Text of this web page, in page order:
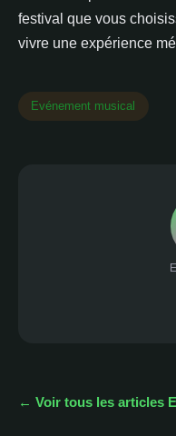
festival que vous
vivre une expérience
Evénement musical
← Voir tous les articles